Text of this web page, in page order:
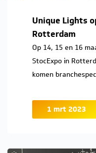
1 mrt 2023
Unique Lights
Rotterdam
Op 14, 15 en 16
StocExpo in
komen